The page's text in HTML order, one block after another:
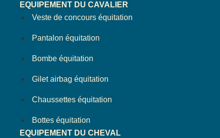
EQUIPEMENT DU CAVALIER
Veste de concours équitation
Pantalon équitation
Bombe équitation
Gilet airbag équitation
Chaussettes équitation
Bottes équitation
EQUIPEMENT DU CHEVAL